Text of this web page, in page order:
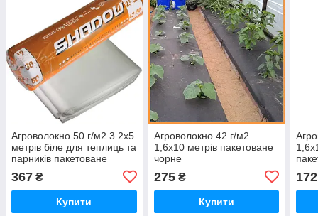
Агроволокно 50 г/м2 3.2х5
метрів біле для теплиць та
парників пакетоване
367 ₴
Купити
Агроволокно 42 г/м2
1,6х10 метрів пакетоване
чорне
275₴
Купити
172